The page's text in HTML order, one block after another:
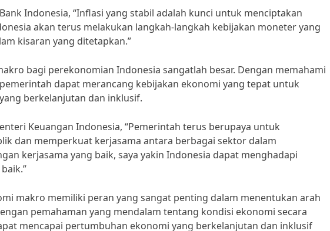
Indonesia, “Inflasi yang stabil adalah kunci untuk menciptakan
akan terus melakukan langkah-langkah kebijakan moneter yang
kisaran yang ditetapkan.”
bagi perekonomian Indonesia sangatlah besar. Dengan memahami
dapat merancang kebijakan ekonomi yang tepat untuk
berkelanjutan dan inklusif.
Keuangan Indonesia, “Pemerintah terus berupaya untuk
dan memperkuat kerjasama antara berbagai sektor dalam
kerjasama yang baik, saya yakin Indonesia dapat menghadapi
makro memiliki peran yang sangat penting dalam menentukan arah
pemahaman yang mendalam tentang kondisi ekonomi secara
mencapai pertumbuhan ekonomi yang berkelanjutan dan inklusif